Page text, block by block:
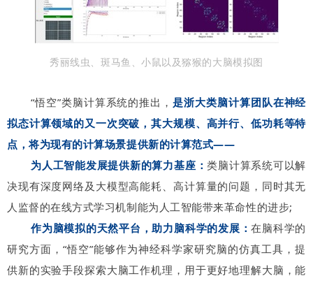
秀丽线虫、斑马鱼、小鼠以及猕猴的大脑模拟图
“悟空”类脑计算系统的推出，是浙大类脑计算团队在神经
拟态计算领域的又一次突破，其大规模、高并行、低功耗等特
点，将为现有的计算场景提供新的计算范式——
为人工智能发展提供新的算力基座：类脑计算系统可以解
决现有深度网络及大模型高能耗、高计算量的问题，同时其无
人监督的在线方式学习机制能为人工智能带来革命性的进步;
作为脑模拟的天然平台，助力脑科学的发展：在脑科学的
研究方面，“悟空”能够作为神经科学家研究脑的仿真工具，提
供新的实验手段探索大脑工作机理，用于更好地理解大脑，能